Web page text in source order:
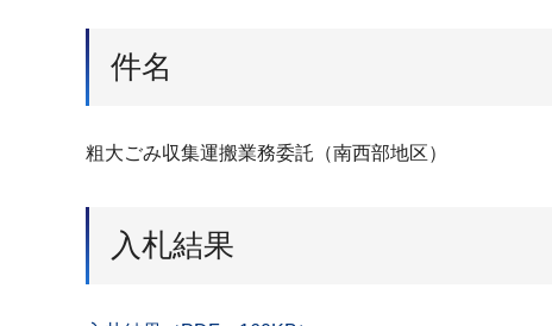
件名
粗大ごみ収集運搬業務委託（南西部地区）
入札結果